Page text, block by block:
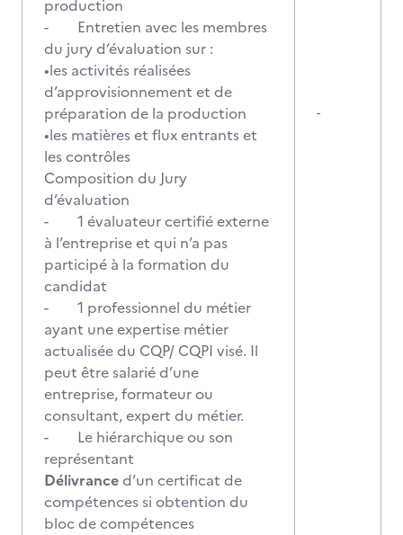
production
- Entretien avec les membres
du jury d’évaluation sur :
•les activités réalisées
d’approvisionnement et de
préparation de la production
•les matières et flux entrants et
les contrôles
Composition du Jury
d’évaluation
- 1 évaluateur certifié externe
à l’entreprise et qui n’a pas
participé à la formation du
candidat
- 1 professionnel du métier
ayant une expertise métier
actualisée du CQP/ CQPI visé. Il
peut être salarié d’une
entreprise, formateur ou
consultant, expert du métier.
- Le hiérarchique ou son
représentant
Délivranced’un certificat de
compétences si obtention du
bloc de compétences
-